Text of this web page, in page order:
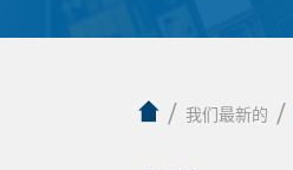
/ 我们最新的 /